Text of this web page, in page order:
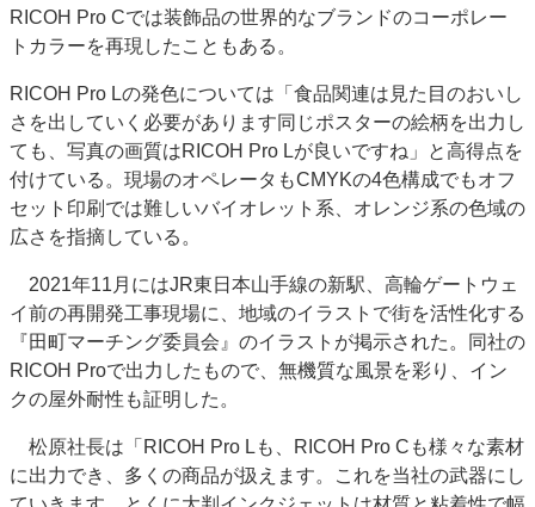
RICOH Pro Cでは装飾品の世界的なブランドのコーポレー
トカラーを再現したこともある。
RICOH Pro Lの発色については「食品関連は見た目のおいし
さを出していく必要があります同じポスターの絵柄を出力し
ても、写真の画質はRICOH Pro Lが良いですね」と高得点を
付けている。現場のオペレータもCMYKの4色構成でもオフ
セット印刷では難しいバイオレット系、オレンジ系の色域の
広さを指摘している。
2021年11月にはJR東日本山手線の新駅、高輪ゲートウェ
イ前の再開発工事現場に、地域のイラストで街を活性化する
『田町マーチング委員会』のイラストが掲示された。同社の
RICOH Proで出力したもので、無機質な風景を彩り、イン
クの屋外耐性も証明した。
松原社長は「RICOH Pro Lも、RICOH Pro Cも様々な素材
に出力でき、多くの商品が扱えます。これを当社の武器にし